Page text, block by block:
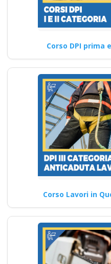
Corso DPI prima
Corso Lavori in